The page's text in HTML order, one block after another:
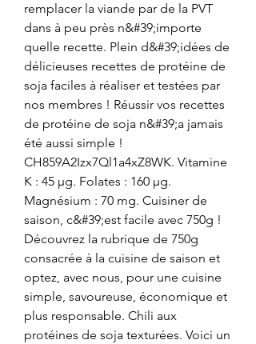
remplacer la viande par de la PVT
dans à peu près n&#39;importe
quelle recette. Plein d&#39;idées de
délicieuses recettes de protéine de
soja faciles à réaliser et testées par
nos membres ! Réussir vos recettes
de protéine de soja n&#39;a jamais
été aussi simple !
CH859A2Izx7Ql1a4xZ8WK. Vitamine
K : 45 μg. Folates : 160 μg.
Magnésium : 70 mg. Cuisiner de
saison, c&#39;est facile avec 750g !
Découvrez la rubrique de 750g
consacrée à la cuisine de saison et
optez, avec nous, pour une cuisine
simple, savoureuse, économique et
plus responsable. Chili aux
protéines de soja texturées. Voici un